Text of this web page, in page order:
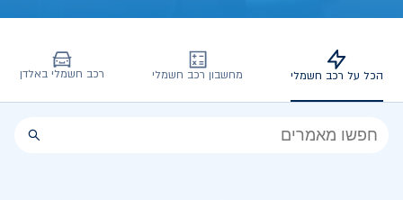
הכל על רכב חשמלי מחשבון רכב חשמלי רכב חשמלי באלדן
הכל